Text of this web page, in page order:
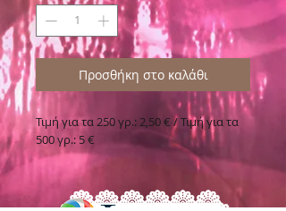
Προσθήκη στο καλάθι
Τιμή για τα 250 γρ.: 2,50 € / Τιμή για τα
500 γρ.: 5 €